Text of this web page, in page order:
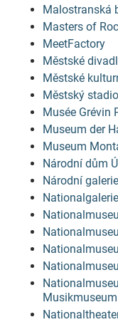
Malostranská
Masters of
MeetFactory
Městské
Městské
Městský
Musée Grévin
Museum der
Museum
Národní dům
Národní
Musikmuseum